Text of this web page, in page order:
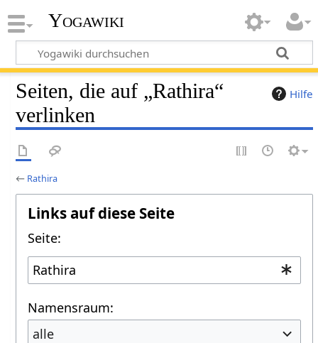
Yogawiki
Hilfe
Seiten, die auf „Rathira“
verlinken
← Rathira
Links auf diese Seite
Seite:
Namensraum:
alle